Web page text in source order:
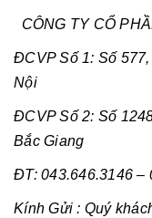
CÔNG TY CỔ
ĐCVP Số 1: Số
Nội
ĐCVP Số 2: Số
Bắc Giang
ĐT: 043.646.3146 –
Kính Gửi : Quý